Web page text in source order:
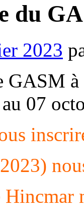
du
2023
GASM
07